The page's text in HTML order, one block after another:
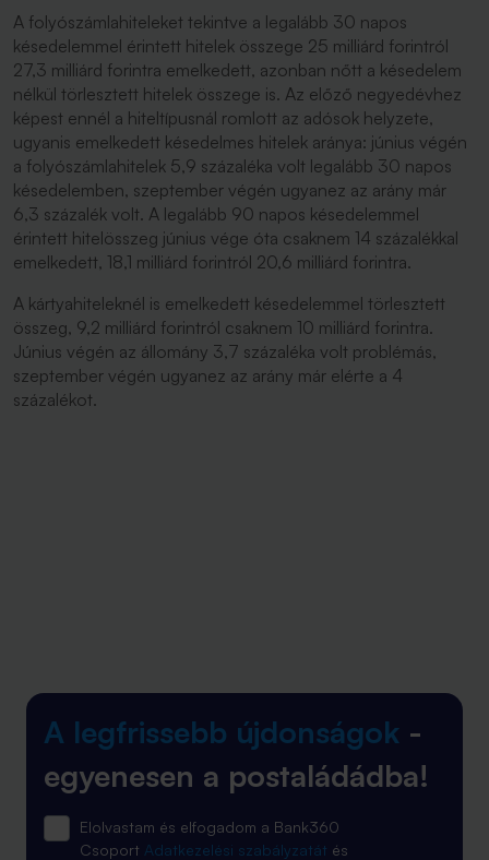
A folyószámlahiteleket tekintve a legalább 30 napos
késedelemmel érintett hitelek összege 25 milliárd forintról
27,3 milliárd forintra emelkedett, azonban nőtt a késedelem
nélkül törlesztett hitelek összege is. Az előző negyedévhez
képest ennél a hiteltípusnál romlott az adósok helyzete,
ugyanis emelkedett késedelmes hitelek aránya: június végén
a folyószámlahitelek 5,9 százaléka volt legalább 30 napos
késedelemben, szeptember végén ugyanez az arány már
6,3 százalék volt. A legalább 90 napos késedelemmel
érintett hitelösszeg június vége óta csaknem 14 százalékkal
emelkedett, 18,1 milliárd forintról 20,6 milliárd forintra.
A kártyahiteleknél is emelkedett késedelemmel törlesztett
összeg, 9,2 milliárd forintról csaknem 10 milliárd forintra.
Június végén az állomány 3,7 százaléka volt problémás,
szeptember végén ugyanez az arány már elérte a 4
százalékot.
A legfrissebb újdonságok -
egyenesen a postaládádba!
Elolvastam és elfogadom a Bank360
Csoport Adatkezelési szabályzatát és